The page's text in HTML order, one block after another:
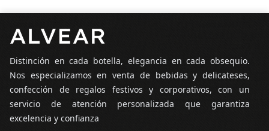
Distinción en cada botella, elegancia en cada obsequio.
Nos especializamos en venta de bebidas y delicateses,
confección de regalos festivos y corporativos, con un
servicio de atención personalizada que garantiza
excelencia y confianza